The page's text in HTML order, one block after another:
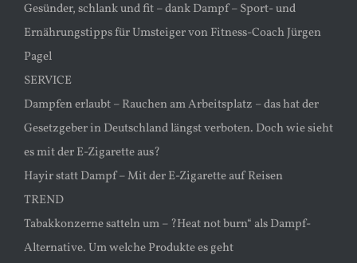
Gesünder, schlank und fit – dank Dampf – Sport- und
Ernährungstipps für Umsteiger von Fitness-Coach Jürgen
Pagel
SERVICE
Dampfen erlaubt – Rauchen am Arbeitsplatz – das hat der
Gesetzgeber in Deutschland längst verboten. Doch wie sieht
es mit der E-Zigarette aus?
Hayir statt Dampf – Mit der E-Zigarette auf Reisen
TREND
Tabakkonzerne satteln um – ?Heat not burn“ als Dampf-
Alternative. Um welche Produkte es geht